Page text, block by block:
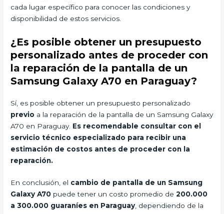
cada lugar específico para conocer las condiciones y
disponibilidad de estos servicios.
¿Es posible obtener un presupuesto
personalizado antes de proceder con
la reparación de la pantalla de un
Samsung Galaxy A70 en Paraguay?
Sí, es posible obtener un presupuesto personalizado
previo a la reparación de la pantalla de un Samsung Galaxy
A70 en Paraguay. Es recomendable consultar con el
servicio técnico especializado para recibir una
estimación de costos antes de proceder con la
reparación.
En conclusión, el cambio de pantalla de un Samsung
Galaxy A70 puede tener un costo promedio de200.000
a 300.000 guaraníes en Paraguay, dependiendo de la